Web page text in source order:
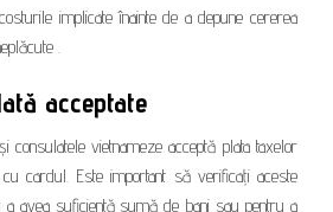
implicate înainte de a depune cererea
.
acceptate
consulatele vietnameze acceptă plata taxelor
cardul. Este important să verificați aceste
a avea suficientă sumă de bani sau pentru a